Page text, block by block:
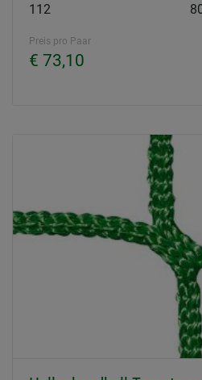
112
Preis pro Paar
€ 73,10